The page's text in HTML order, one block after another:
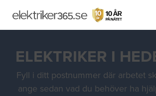
ELEKTRIKER I
Fyll i ditt postnummer där arbetet
ange sedan vad du behöver ha